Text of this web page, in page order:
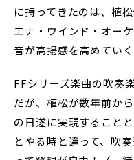
に持ってきたのは、植
エナ・ウインド・オー
音が高揚感を高めていく
FFシリーズ楽曲の吹奏
だが、植松が数年前か
の日遂に実現すること
とやる時と違って、吹